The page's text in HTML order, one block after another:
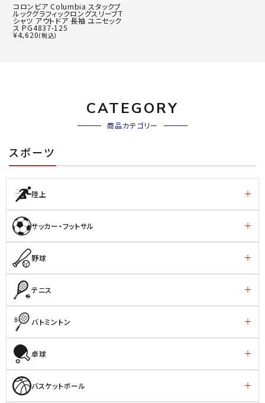
コロンビア Columbia スタックブ
ルックグラフィックロングスリーブT
シャツ アウトドア 長袖 ユニセック
ス PG4837-125
¥4,620(税込)
CATEGORY
商品カテゴリー
スポーツ
陸上
サッカー・フットサル
野球
テニス
バトミントン
卓球
バスケットボール